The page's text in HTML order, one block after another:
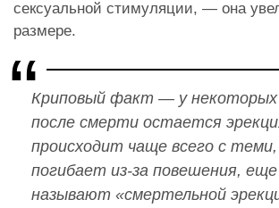
сексуальной стимуляции, — она
размере.
Криповый факт — у
после смерти остается
происходит чаще всего с
погибает из-за повешения,
называют «смертельной